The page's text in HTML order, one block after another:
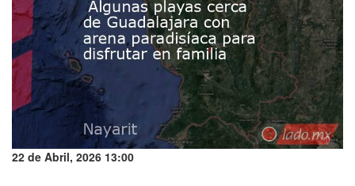
22 de Abril, 2026 13:00